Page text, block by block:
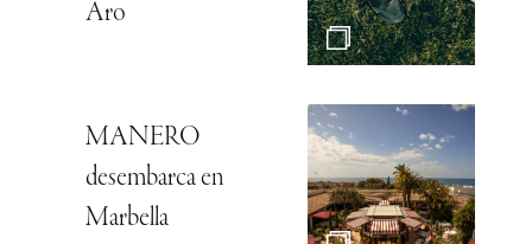
Aro
MANERO
desembarca en
Marbella